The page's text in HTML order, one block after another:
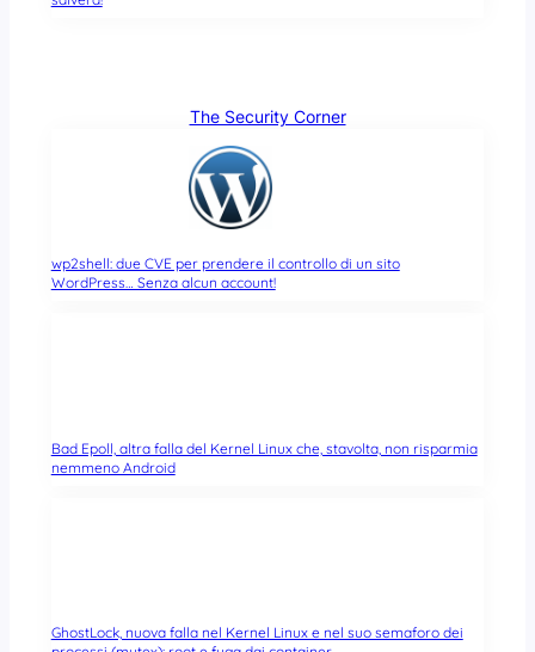
The Security Corner
wp2shell: due CVE per prendere il controllo di un sito
WordPress… Senza alcun account!
Bad Epoll, altra falla del Kernel Linux che, stavolta, non risparmia
nemmeno Android
GhostLock, nuova falla nel Kernel Linux e nel suo semaforo dei